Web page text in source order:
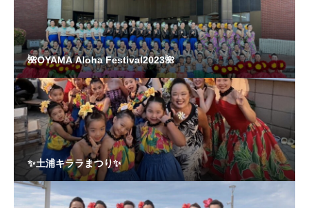
🌺OYAMA Aloha Festival2023🌺
✨土浦キララまつり✨